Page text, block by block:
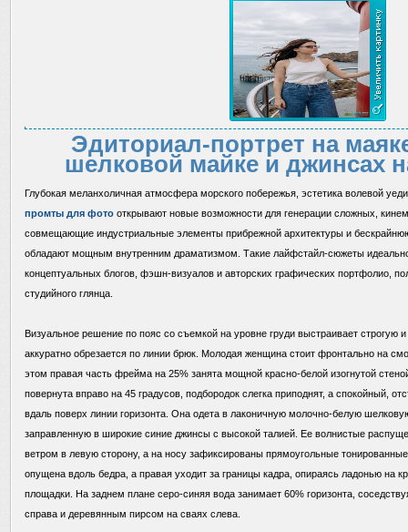
Эдиториал-портрет на
шелковой майке и джинсах
Глубокая меланхоличная атмосфера морского побережья, эстетика волевой
промты для фото открывают новые возможности для генерации сложных,
совмещающие индустриальные элементы прибрежной архитектуры и
обладают мощным внутренним драматизмом. Такие лайфстайл-сюжеты
концептуальных блогов, фэшн-визуалов и авторских графических портфолио,
студийного глянца.
Визуальное решение по пояс со съемкой на уровне груди выстраивает строгую
аккуратно обрезается по линии брюк. Молодая женщина стоит фронтально на
этом правая часть фрейма на 25% занята мощной красно-белой изогнутой
повернута вправо на 45 градусов, подбородок слегка приподнят, а спокойный,
вдаль поверх линии горизонта. Она одета в лаконичную молочно-белую
заправленную в широкие синие джинсы с высокой талией. Ее волнистые
ветром в левую сторону, а на носу зафиксированы прямоугольные
опущена вдоль бедра, а правая уходит за границы кадра, опираясь ладонью на
площадки. На заднем плане серо-синяя вода занимает 60% горизонта,
справа и деревянным пирсом на сваях слева.